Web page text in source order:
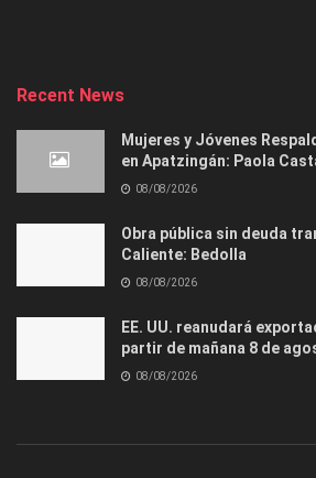
Recent News
Mujeres y Jóvenes
en Apatzingán: Paola
08/08/2026
Obra pública sin deuda
Caliente: Bedolla
08/08/2026
EE. UU. reanudará
partir de mañana 8 de
08/08/2026